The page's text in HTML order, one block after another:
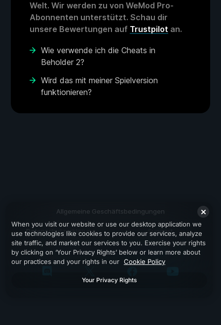
Welt. Wir werden zu von WeMod Pro-
Abonnenten unterstützt. Schau dir
unsere Bewertungen auf Trustpilot an.
Wie verwende ich die Cheats in
Beholder 2?
Wird das mit meiner Spielversion
funktionieren?
Allgemeine Geschäftsbedingungen
Datenschutzerklärung Support
When you visit our website or use our desktop application we
use technologies like cookies to provide our services, analyze
site traffic, and market our services to you. Exercise your rights
by clicking on ‘Your Privacy Rights’ below or learn more about
our practices and your rights in our Cookie Policy
Your Privacy Rights